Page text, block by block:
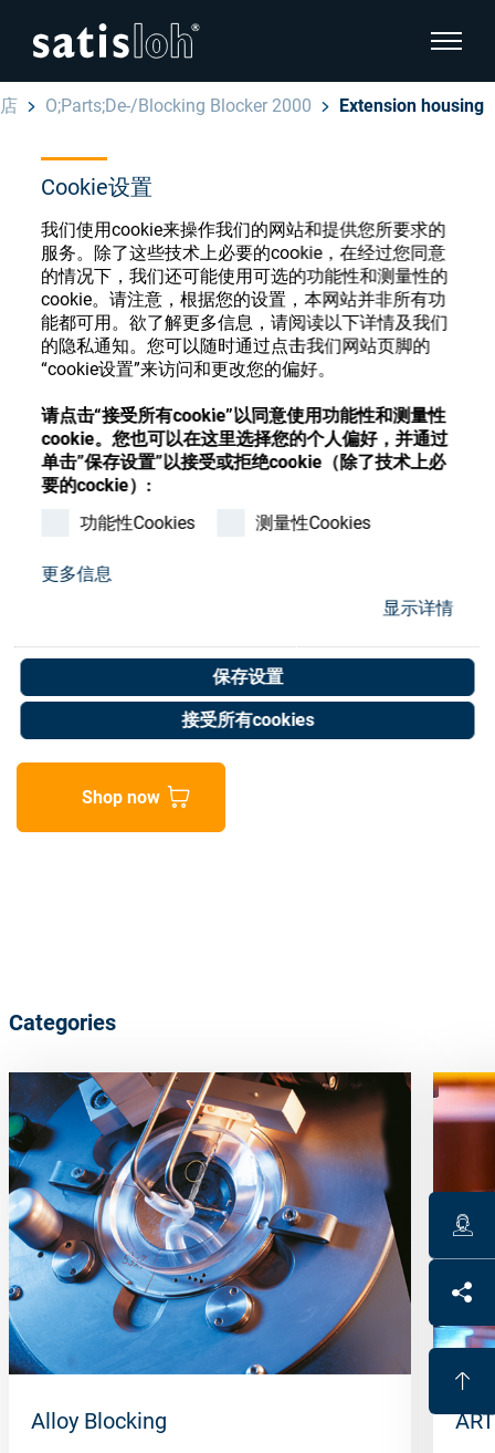
Cookie设置
我们使用cookie来操作我们的网站和提供您所要求的
服务。除了这些技术上必要的cookie，在经过您同意
的情况下，我们还可能使用可选的功能性和测量性的
cookie。请注意，根据您的设置，本网站并非所有功
能都可用。欲了解更多信息，请阅读以下详情及我们
的隐私通知。您可以随时通过点击我们网站页脚的
“cookie设置”来访问和更改您的偏好。
请点击“接受所有cookie”以同意使用功能性和测量性
cookie。您也可以在这里选择您的个人偏好，并通过
单击”保存设置”以接受或拒绝cookie（除了技术上必
要的cockie）:
功能性Cookies
测量性Cookies
更多信息
显示详情
保存设置
接受所有cookies
显示页
汉语
眼镜光学
精密光学
我们是谁
加入我们
隐藏页面导航
English
Deutsch
Español
Français
O;Parts;De-/Blocking Blocker 2000 Extension housing
眼镜光学耗材商店
注册或登录以访问您的帐户，并了解我们的各
种眼镜光学耗材
注册 登录
Art. No. 05901125
Unit of measure : Piece
Shop now
Categories
Alloy Blocking